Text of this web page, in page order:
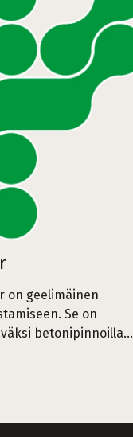
on geelimäinen
Se on
betonipinnoilla…